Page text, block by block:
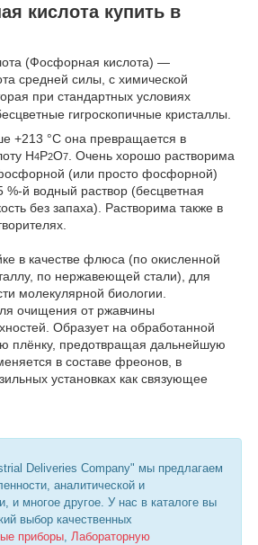
кислота купить в
(Фосфорная кислота) —
средней силы, с химической
при стандартных условиях
гигроскопичные кристаллы.
+213 °C она превращается в
H4P2O7. Очень хорошо растворима
(или просто фосфорной)
%-й водный раствор (бесцветная
без запаха). Растворима также в
в качестве флюса (по окисленной
по нержавеющей стали), для
молекулярной биологии.
очищения от ржавчины
Образует на обработанной
плёнку, предотвращая дальнейшую
в составе фреонов, в
установках как связующее
Deliveries Company" мы предлагаем
аналитической и
и многое другое. У нас в каталоге вы
выбор качественных
приборы, Лабораторную